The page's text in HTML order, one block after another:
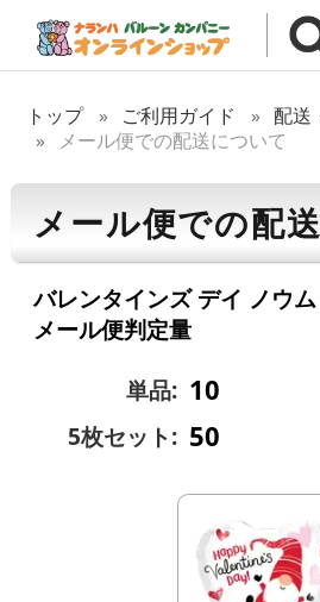
トップ ご利用ガイド
配送
メール便での配送について
メール便での配
バレンタインズ デイ ノウ
メール便判定量
単品: 10
5枚セット: 50